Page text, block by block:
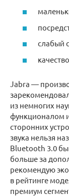
слабый
Jabra —
из немногих
функционалом
сторонних
звука нельзя
Bluetooth 3.0
больше за
рекомендую
в рейтинге
премиум